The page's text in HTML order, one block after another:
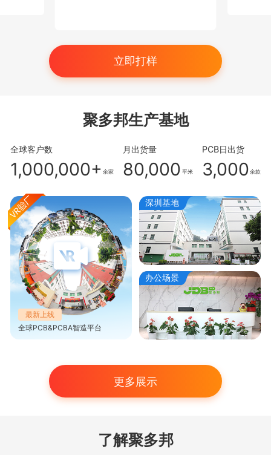
立即打样
聚多邦生产基地
全球客户数
1,000,000+ 余家
月出货量
80,000 平米
PCB日出货
3,000 余款
最新上线
全球PCB&PCBA智造平台
深圳基地
办公场景
更多展示
了解聚多邦